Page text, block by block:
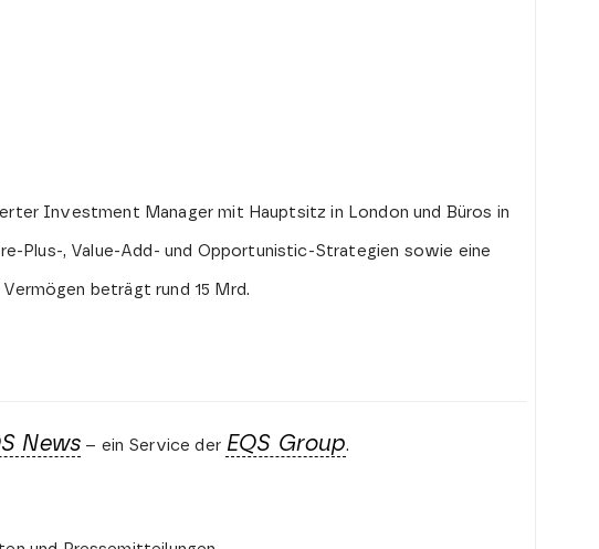
Investment Manager mit Hauptsitz in London und Büros in
Plus-, Value-Add- und Opportunistic-Strategien sowie eine
beträgt rund 15 Mrd.
News – ein Service der EQS Group.